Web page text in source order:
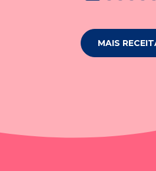
MAIS